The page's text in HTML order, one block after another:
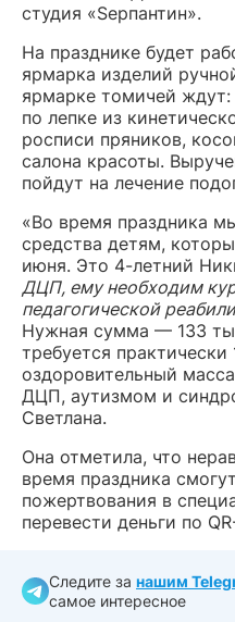
студия «Sерпантин».
На празднике будет
ярмарка изделий
ярмарке томичей ждут:
по лепке из
росписи пряников,
салона красоты.
пойдут на лечение
«Во время праздника
средства детям,
июня. Это 4-летний
ДЦП, ему необходим
педагогической
Нужная сумма — 133
требуется
оздоровительный
ДЦП, аутизмом и
Светлана.
Она отметила, что
время праздника
пожертвования в
перевести деньги по
Следите за нашим
самое интересное